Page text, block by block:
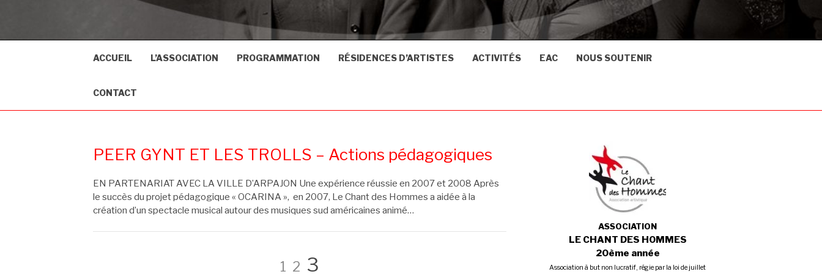
ACCUEIL L’ASSOCIATION PROGRAMMATION RÉSIDENCES D’ARTISTES ACTIVITÉS EAC NOUS SOUTENIR
CONTACT
PEER GYNT ET LES TROLLS – Actions pédagogiques
EN PARTENARIAT AVEC LA VILLE D’ARPAJON Une expérience réussie en 2007 et 2008 Après
le succès du projet pédagogique « OCARINA », en 2007, Le Chant des Hommes a aidée à la
création d’un spectacle musical autour des musiques sud américaines animé…
Page
1 Page
2 Page
3
ASSOCIATION
LE CHANT DES HOMMES
20ème année
Association à but non lucratif, régie par la loi de juillet